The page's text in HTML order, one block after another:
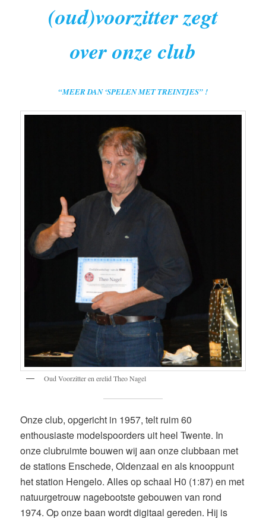
(oud)voorzitter zegt
over onze club
“MEER DAN ‘SPELEN MET TREINTJES” !
Oud Voorzitter en erelid Theo Nagel
Onze club, opgericht in 1957, telt ruim 60
enthousiaste modelspoorders uit heel Twente. In
onze clubruimte bouwen wij aan onze clubbaan met
de stations Enschede, Oldenzaal en als knooppunt
het station Hengelo. Alles op schaal H0 (1:87) en met
natuurgetrouw nagebootste gebouwen van rond
1974. Op onze baan wordt digitaal gereden. Hij is